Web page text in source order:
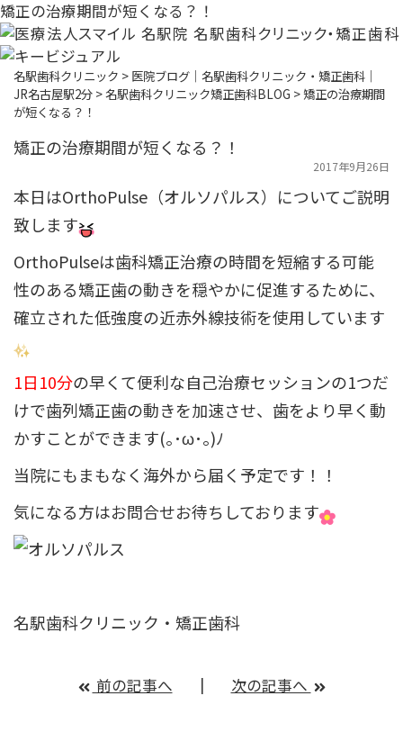
矯正の治療期間が短くなる？！
名駅歯科クリニック > 医院ブログ｜名駅歯科クリニック・矯正歯科｜
JR名古屋駅2分>名駅歯科クリニック矯正歯科BLOG >矯正の治療期間
が短くなる？！
矯正の治療期間が短くなる？！
2017年9月26日
本日はOrthoPulse（オルソパルス）についてご説明
致します
OrthoPulseは歯科矯正治療の時間を短縮する可能
性のある矯正歯の動きを穏やかに促進するために、
確立された低強度の近赤外線技術を使用しています
1日10分の早くて便利な自己治療セッションの1つだ
けで歯列矯正歯の動きを加速させ、歯をより早く動
かすことができます(｡･ω･｡)ﾉ
当院にもまもなく海外から届く予定です！！
気になる方はお問合せお待ちしております
名駅歯科クリニック・矯正歯科
前の記事へ 次の記事へ